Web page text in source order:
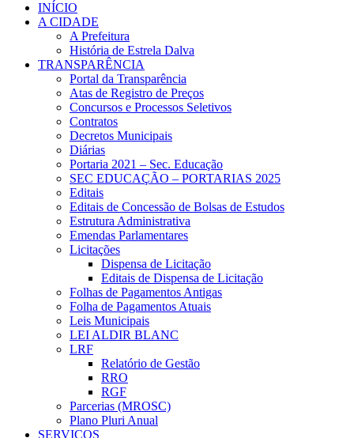
INÍCIO
A CIDADE
A Prefeitura
História de Estrela Dalva
TRANSPARÊNCIA
Portal da Transparência
Atas de Registro de Preços
Concursos e Processos Seletivos
Contratos
Decretos Municipais
Diárias
Portaria 2021 – Sec. Educação
SEC EDUCAÇÃO – PORTARIAS 2025
Editais
Editais de Concessão de Bolsas de Estudos
Estrutura Administrativa
Emendas Parlamentares
Licitações
Dispensa de Licitação
Editais de Dispensa de Licitação
Folhas de Pagamentos Antigas
Folha de Pagamentos Atuais
Leis Municipais
LEI ALDIR BLANC
LRF
Relatório de Gestão
RRO
RGF
Parcerias (MROSC)
Plano Pluri Anual
SERVIÇOS